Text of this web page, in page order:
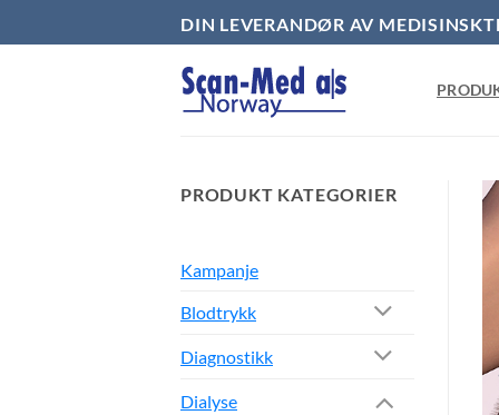
to
DIN LEVERANDØR AV
PRODUKT KATEGORIER
Kampanje
Blodtrykk
Diagnostikk
Dialyse